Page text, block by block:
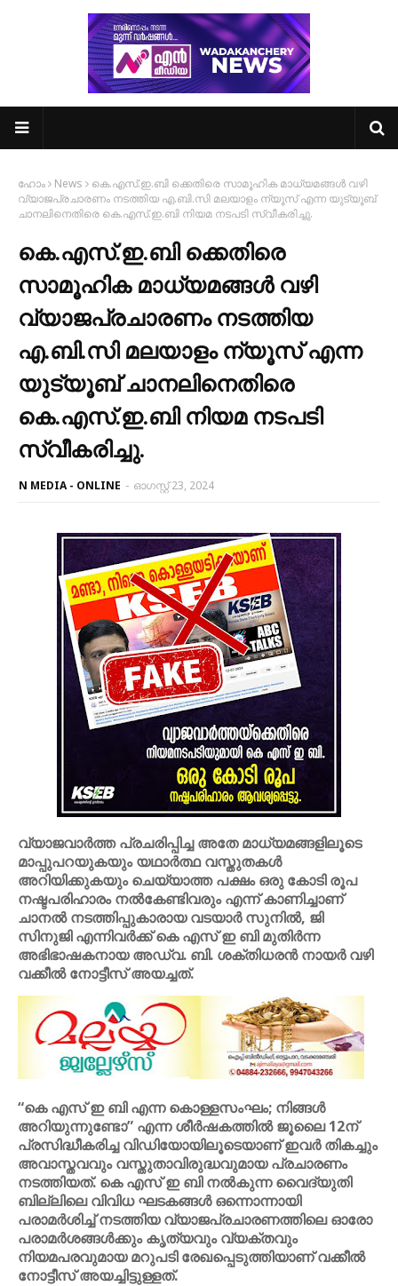
ഹോം News
കെ.എസ്.ഇ.ബി ക്കെതിരെ സാമൂഹിക മാധ്യമങ്ങൾ വഴി
വ്യാജപ്രചാരണം നടത്തിയ എ.ബി.സി മലയാളം ന്യൂസ് എന്ന യുട്യൂബ്
ചാനലിനെതിരെ കെ.എസ്.ഇ.ബി നിയമ നടപടി സ്വീകരിച്ചു.
കെ.എസ്.ഇ.ബി ക്കെതിരെ
സാമൂഹിക മാധ്യമങ്ങൾ വഴി
വ്യാജപ്രചാരണം നടത്തിയ
എ.ബി.സി മലയാളം ന്യൂസ് എന്ന
യുട്യൂബ് ചാനലിനെതിരെ
കെ.എസ്.ഇ.ബി നിയമ നടപടി
സ്വീകരിച്ചു.
N MEDIA - ONLINE - ഓഗസ്റ്റ് 23, 2024
വ്യാജവാർത്ത പ്രചരിപ്പിച്ച അതേ മാധ്യമങ്ങളിലൂടെ
മാപ്പുപറയുകയും യഥാർത്ഥ വസ്തുതകൾ
അറിയിക്കുകയും ചെയ്യാത്ത പക്ഷം ഒരു കോടി രൂപ
നഷ്ടപരിഹാരം നൽകേണ്ടിവരും എന്ന് കാണിച്ചാണ്
ചാനൽ നടത്തിപ്പുകാരായ വടയാർ സുനിൽ, ജി
സിനുജി എന്നിവർക്ക് കെ എസ് ഇ ബി മുതിർന്ന
അഭിഭാഷകനായ അഡ്വ. ബി. ശക്തിധരൻ നായർ വഴി
വക്കീൽ നോട്ടീസ് അയച്ചത്.
“കെ എസ് ഇ ബി എന്ന കൊള്ളസംഘം; നിങ്ങൾ
അറിയുന്നുണ്ടോ” എന്ന ശീർഷകത്തിൽ ജൂലൈ 12ന്
പ്രസിദ്ധീകരിച്ച വിഡിയോയിലൂടെയാണ് ഇവർ തികച്ചും
അവാസ്തവവും വസ്തുതാവിരുദ്ധവുമായ പ്രചാരണം
നടത്തിയത്. കെ എസ് ഇ ബി നൽകുന്ന വൈദ്യുതി
ബില്ലിലെ വിവിധ ഘടകങ്ങൾ ഒന്നൊന്നായി
പരാമർശിച്ച് നടത്തിയ വ്യാജപ്രചാരണത്തിലെ ഓരോ
പരാമർശങ്ങൾക്കും കൃത്യവും വ്യക്തവും
നിയമപരവുമായ മറുപടി രേഖപ്പെടുത്തിയാണ് വക്കീൽ
നോട്ടീസ് അയച്ചിട്ടുള്ളത്.